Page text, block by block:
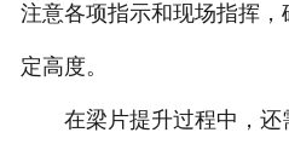
注意各项指示和现场指挥
定高度。
在梁片提升过程中，还